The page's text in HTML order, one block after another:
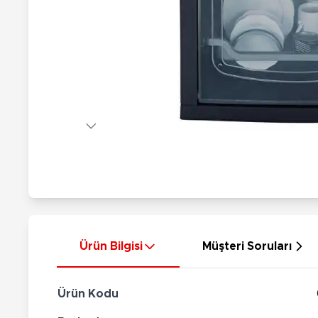
Silah Setleri
Kılıç Setleri
Ok Setleri
Ürün Bilgisi Müşteri Soruları
Ürün Kodu